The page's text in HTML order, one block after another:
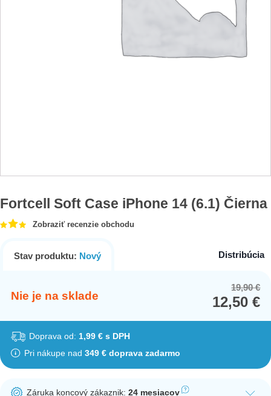
Fortcell Soft Case iPhone 14 (6.1) Čierna
Zobraziť recenzie obchodu
Stav produktu: Nový Distribúcia
Nie je na sklade
19,90€
12,50€
Doprava od:1,99 € s DPH
Pri nákupe nad 349 € doprava zadarmo
Záruka koncový zákaznik:24 mesiacov